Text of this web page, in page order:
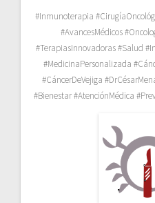
#Inmunoterapia
#AvancesMédicos
#TerapiasInnovadoras #Salud
#MedicinaPersonalizada
#CáncerDeVejiga
#Bienestar #AtenciónMédica